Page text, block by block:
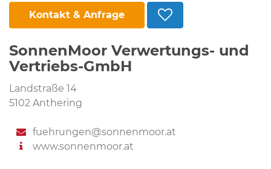
Kontakt & Anfrage
SonnenMoor Verwertungs- und
Vertriebs-GmbH
Landstraße 14
5102 Anthering
fuehrungen@sonnenmoor.at
www.sonnenmoor.at